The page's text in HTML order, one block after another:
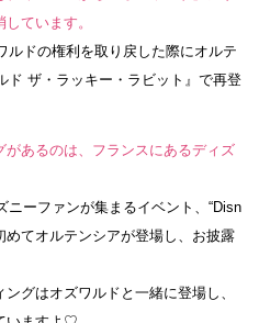
ています。
ルドの権利を取り戻した際にオルテ
ド ザ・ラッキー・ラビット』で再登
あるのは、フランスにあるディズ
ニーファンが集まるイベント、“Disn
めてオルテンシアが登場し、お披露
グはオズワルドと一緒に登場し、